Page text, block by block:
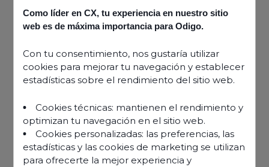
Como líder en CX, tu experiencia en nuestro sitio
web es de máxima importancia para Odigo.
Con tu consentimiento, nos gustaría utilizar
cookies para mejorar tu navegación y establecer
estadísticas sobre el rendimiento del sitio web.
Cookies técnicas: mantienen el rendimiento y
optimizan tu navegación en el sitio web.
Cookies personalizadas: las preferencias, las
estadísticas y las cookies de marketing se utilizan
para ofrecerte la mejor experiencia y
Énergies : quand la
relation client répond aux
enjeux du secteur
16 mai 2022